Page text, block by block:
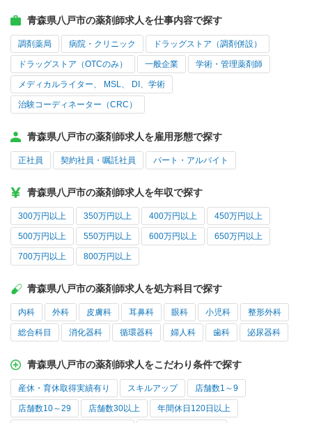
青森県八戸市の薬剤師求人を仕事内容で探す
調剤薬局 病院・クリニック ドラッグストア（調剤併設）
ドラッグストア（OTCのみ） 一般企業 学術・管理薬剤師
メディカルライター、 MSL、 DI、学術
治験コーディネーター（CRC）
青森県八戸市の薬剤師求人を雇用形態で探す
正社員 契約社員・嘱託社員 パート・アルバイト
青森県八戸市の薬剤師求人を年収で探す
300万円以上 350万円以上 400万円以上 450万円以上
500万円以上 550万円以上 600万円以上 650万円以上
700万円以上 800万円以上
青森県八戸市の薬剤師求人を処方科目で探す
内科 外科 皮膚科 耳鼻科 眼科 小児科 整形外科
総合科目 消化器科 循環器科 婦人科 歯科 泌尿器科
青森県八戸市の薬剤師求人をこだわり条件で探す
産休・育休取得実績有り スキルアップ 店舗数1～9
店舗数10～29 店舗数30以上 年間休日120日以上